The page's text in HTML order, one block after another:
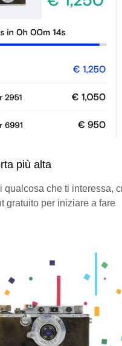
più alta
qualcosa che ti interessa,
gratuito per iniziare a fare